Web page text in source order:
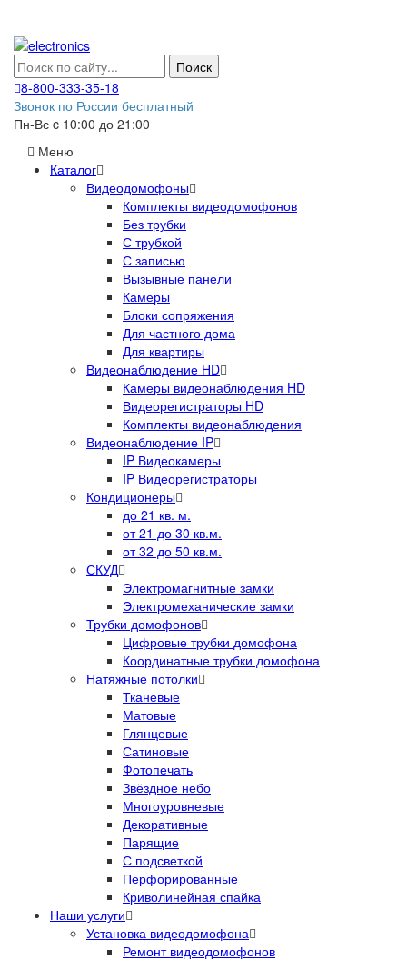
Поиск
8-800-333-35-18
Звонок по России бесплатный
Пн-Вс c 10:00 до 21:00
Меню
Каталог
Видеодомофоны
Комплекты видеодомофонов
Без трубки
С трубкой
С записью
Вызывные панели
Камеры
Блоки сопряжения
Для частного дома
Для квартиры
Видеонаблюдение HD
Камеры видеонаблюдения HD
Видеорегистраторы HD
Комплекты видеонаблюдения
Видеонаблюдение IP
IP Видеокамеры
IP Видеорегистраторы
Кондиционеры
до 21 кв. м.
от 21 до 30 кв.м.
от 32 до 50 кв.м.
СКУД
Электромагнитные замки
Электромеханические замки
Трубки домофонов
Цифровые трубки домофона
Координатные трубки домофона
Натяжные потолки
Тканевые
Матовые
Глянцевые
Сатиновые
Фотопечать
Звёздное небо
Многоуровневые
Декоративные
Парящие
С подсветкой
Перфорированные
Криволинейная спайка
Наши услуги
Установка видеодомофона
Ремонт видеодомофонов